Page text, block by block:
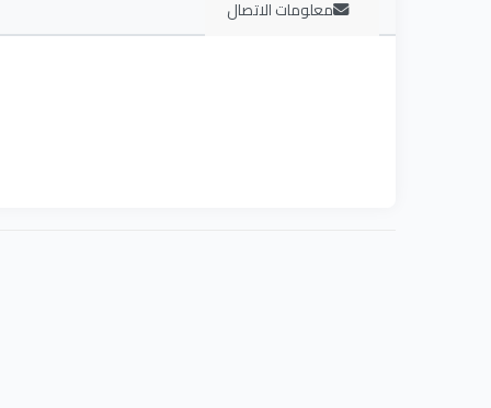
معلومات الاتصال